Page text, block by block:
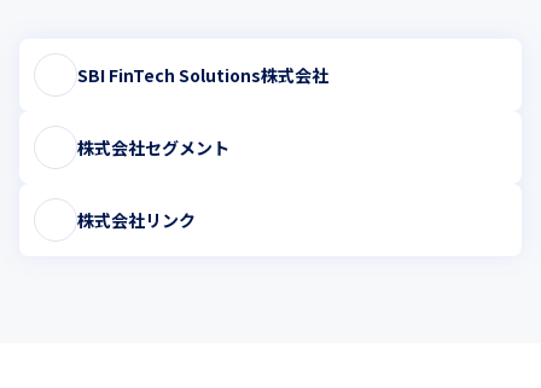
SBI FinTech Solutions株式会社
株式会社セグメント
株式会社リンク